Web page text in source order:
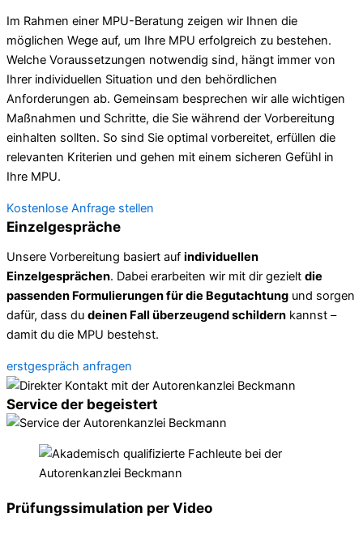
Im Rahmen einer MPU-Beratung zeigen wir Ihnen die
möglichen Wege auf, um Ihre MPU erfolgreich zu bestehen.
Welche Voraussetzungen notwendig sind, hängt immer von
Ihrer individuellen Situation und den behördlichen
Anforderungen ab. Gemeinsam besprechen wir alle wichtigen
Maßnahmen und Schritte, die Sie während der Vorbereitung
einhalten sollten. So sind Sie optimal vorbereitet, erfüllen die
relevanten Kriterien und gehen mit einem sicheren Gefühl in
Ihre MPU.
Kostenlose Anfrage stellen
Einzelgespräche
Unsere Vorbereitung basiert auf individuellen
Einzelgesprächen. Dabei erarbeiten wir mit dir gezielt die
passenden Formulierungen für die Begutachtung und sorgen
dafür, dass du deinen Fall überzeugend schildern kannst –
damit du die MPU bestehst.
erstgespräch anfragen
Service der begeistert
Prüfungssimulation per Video